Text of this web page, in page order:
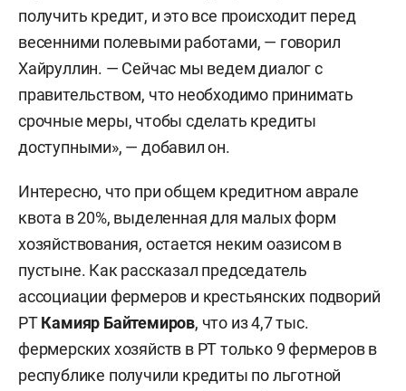
получить кредит, и это все происходит перед
весенними полевыми работами, — говорил
Хайруллин. — Сейчас мы ведем диалог с
правительством, что необходимо принимать
срочные меры, чтобы сделать кредиты
доступными», — добавил он.
Интересно, что при общем кредитном аврале
квота в 20%, выделенная для малых форм
хозяйствования, остается неким оазисом в
пустыне. Как рассказал председатель
ассоциации фермеров и крестьянских подворий
РТКамияр Байтемиров, что из 4,7 тыс.
фермерских хозяйств в РТ только 9 фермеров в
республике получили кредиты по льготной